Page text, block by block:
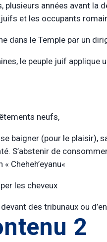
plusieurs années avant la
et les occupants
dans le Temple par un
le peuple juif applique
neufs,
baigner (pour le plaisir),
S’abstenir de
Cheheh’eyanu«
les cheveux
des tribunaux ou
2